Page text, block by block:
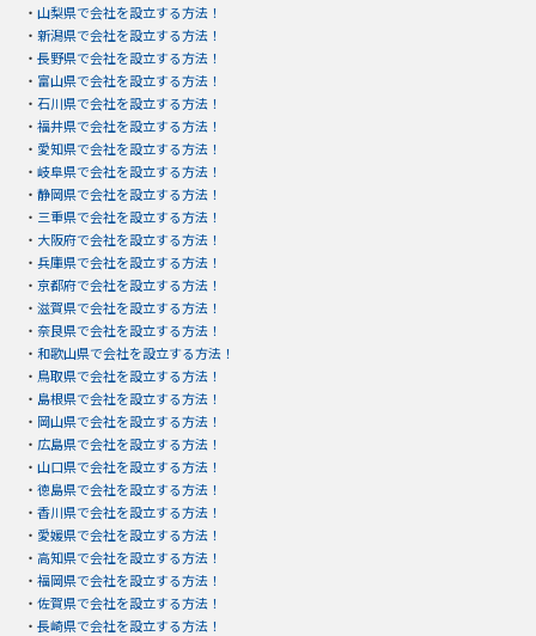
・ 山梨県で会社を設立する方法！
・ 新潟県で会社を設立する方法！
・ 長野県で会社を設立する方法！
・ 富山県で会社を設立する方法！
・ 石川県で会社を設立する方法！
・ 福井県で会社を設立する方法！
・ 愛知県で会社を設立する方法！
・ 岐阜県で会社を設立する方法！
・ 静岡県で会社を設立する方法！
・ 三重県で会社を設立する方法！
・ 大阪府で会社を設立する方法！
・ 兵庫県で会社を設立する方法！
・ 京都府で会社を設立する方法！
・ 滋賀県で会社を設立する方法！
・ 奈良県で会社を設立する方法！
・ 和歌山県で会社を設立する方法！
・ 鳥取県で会社を設立する方法！
・ 島根県で会社を設立する方法！
・ 岡山県で会社を設立する方法！
・ 広島県で会社を設立する方法！
・ 山口県で会社を設立する方法！
・ 徳島県で会社を設立する方法！
・ 香川県で会社を設立する方法！
・ 愛媛県で会社を設立する方法！
・ 高知県で会社を設立する方法！
・ 福岡県で会社を設立する方法！
・ 佐賀県で会社を設立する方法！
・ 長崎県で会社を設立する方法！